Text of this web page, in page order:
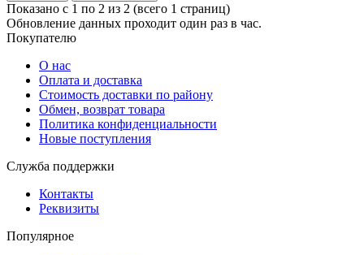
Показано с 1 по 2 из 2 (всего 1 страниц)
Обновление данных проходит один раз в час.
Покупателю
О нас
Оплата и доставка
Стоимость доставки по району
Обмен, возврат товара
Политика конфиденциальности
Новые поступления
Служба поддержки
Контакты
Реквизиты
Популярное